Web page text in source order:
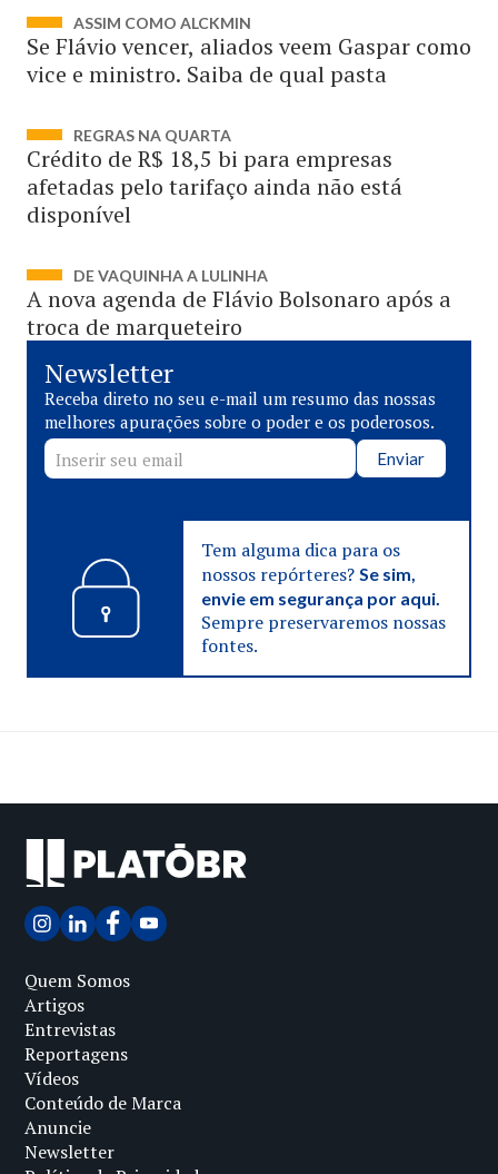
ASSIM COMO ALCKMIN
Se Flávio vencer, aliados veem Gaspar como
vice e ministro. Saiba de qual pasta
REGRAS NA QUARTA
Crédito de R$ 18,5 bi para empresas
afetadas pelo tarifaço ainda não está
disponível
DE VAQUINHA A LULINHA
A nova agenda de Flávio Bolsonaro após a
troca de marqueteiro
Newsletter
Receba direto no seu e-mail um resumo das nossas
melhores apurações sobre o poder e os poderosos.
Enviar
Tem alguma dica para os
nossos repórteres? Se sim,
envie em segurança por aqui.
Sempre preservaremos nossas
fontes.
Quem Somos
Artigos
Entrevistas
Reportagens
Vídeos
Conteúdo de Marca
Anuncie
Newsletter